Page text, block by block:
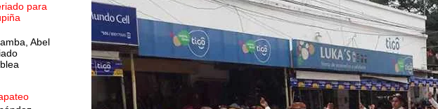
para
Abel